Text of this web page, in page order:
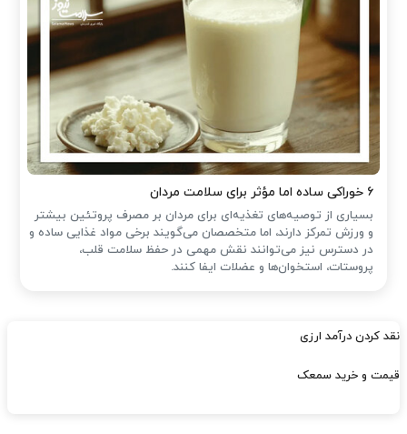
۶ خوراکی ساده اما مؤثر برای سلامت مردان
بسیاری از توصیه‌های تغذیه‌ای برای مردان بر مصرف پروتئین بیشتر
و ورزش تمرکز دارند، اما متخصصان می‌گویند برخی مواد غذایی ساده و
در دسترس نیز می‌توانند نقش مهمی در حفظ سلامت قلب،
پروستات، استخوان‌ها و عضلات ایفا کنند.
نقد کردن درآمد ارزی
قیمت و خرید سمعک